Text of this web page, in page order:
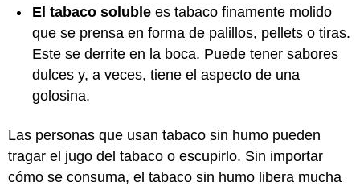
El tabaco soluble es tabaco finamente molido
que se prensa en forma de palillos, pellets o tiras.
Este se derrite en la boca. Puede tener sabores
dulces y, a veces, tiene el aspecto de una
golosina.
Las personas que usan tabaco sin humo pueden
tragar el jugo del tabaco o escupirlo. Sin importar
cómo se consuma, el tabaco sin humo libera mucha